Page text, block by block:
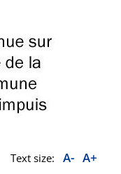
Text size: A- A+